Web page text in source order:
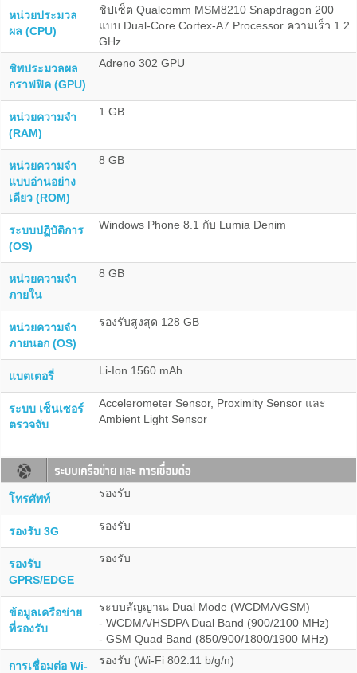
หน่วยประมวล
ผล (CPU)
ชิปเซ็ต Qualcomm MSM8210 Snapdragon 200
แบบ Dual-Core Cortex-A7 Processor ความเร็ว 1.2
GHz
ชิพประมวลผล
กราฟฟิค (GPU)
Adreno 302 GPU
หน่วยความจำ
(RAM)
1 GB
หน่วยความจำ
แบบอ่านอย่าง
เดียว (ROM)
8 GB
ระบบปฏิบัติการ
(OS)
Windows Phone 8.1 กับ Lumia Denim
หน่วยความจำ
ภายใน
8 GB
หน่วยความจำ
ภายนอก (OS)
รองรับสูงสุด 128 GB
แบตเตอรี่ Li-Ion 1560 mAh
ระบบ เซ็นเซอร์
ตรวจจับ
Accelerometer Sensor, Proximity Sensor และ
Ambient Light Sensor
โทรศัพท์ รองรับ
รองรับ 3G รองรับ
รองรับ
GPRS/EDGE
รองรับ
ข้อมูลเครือข่าย
ที่รองรับ
ระบบสัญญาณ Dual Mode (WCDMA/GSM)
- WCDMA/HSDPA Dual Band (900/2100 MHz)
- GSM Quad Band (850/900/1800/1900 MHz)
การเชื่อมต่อ Wi- รองรับ (Wi-Fi 802.11 b/g/n)